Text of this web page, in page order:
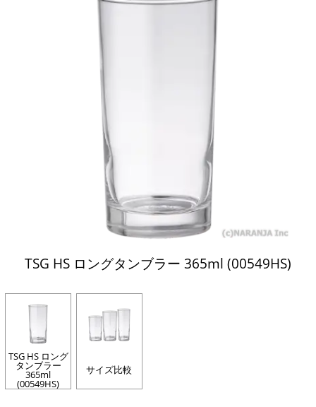
TSG HS ロングタンブラー 365ml (00549HS)
TSG HS ロング
タンブラー
365ml
(00549HS)
サイズ比較